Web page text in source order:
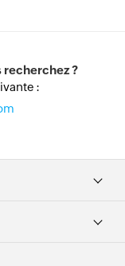
recherchez ?
: